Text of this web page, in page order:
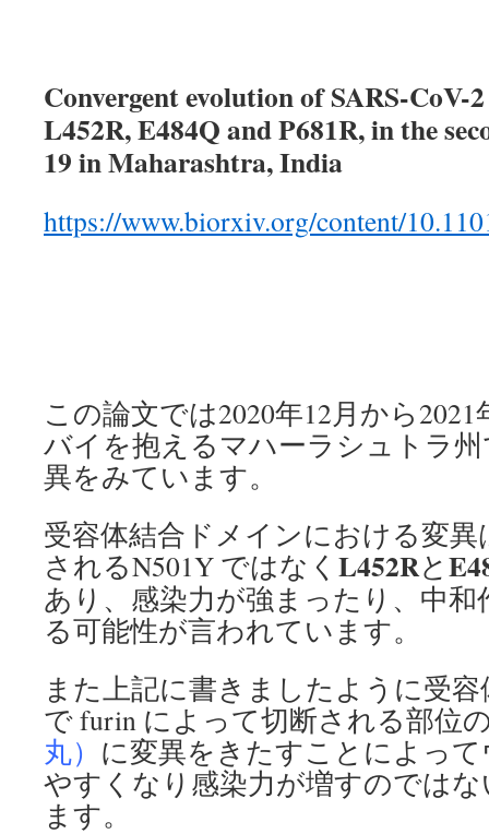
Convergent evolution of SARS-CoV-
L452R, E484Q and P681R, in the
19 in Maharashtra, India
https://www.biorxiv.org/content/
この論文では2020年12月から
バイを抱えるマハーラシュトラ
異をみています。
受容体結合ドメインにおける変
されるN501Y ではなく L452Rと
あり、感染力が強まったり、中
る可能性が言われています。
また上記に書きましたように受
で furin によって切断される部位
丸） に変異をきたすことによっ
やすくなり感染力が増すのでは
ます。